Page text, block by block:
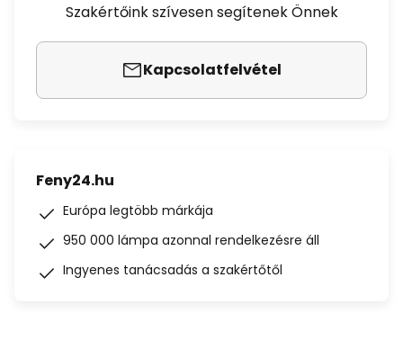
Szakértőink szívesen segítenek Önnek
Kapcsolatfelvétel
Feny24.hu
Európa legtöbb márkája
950 000 lámpa azonnal rendelkezésre áll
Ingyenes tanácsadás a szakértőtől